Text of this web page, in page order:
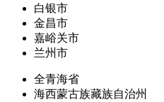
白银市
金昌市
嘉峪关市
兰州市
全青海省
海西蒙古族藏族自治州